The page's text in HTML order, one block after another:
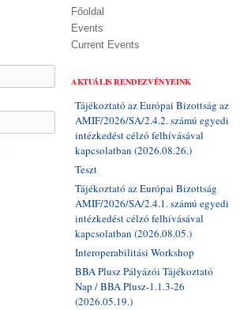
Főoldal
Events
Current Events
AKTUÁLIS RENDEZVÉNYEINK
Tájékoztató az Európai Bizottság az
AMIF/2026/SA/2.4.2. számú egyedi
intézkedést célzó felhívásával
kapcsolatban (2026.08.26.)
Teszt
Tájékoztató az Európai Bizottság
AMIF/2026/SA/2.4.1. számú egyedi
intézkedést célzó felhívásával
kapcsolatban (2026.08.05.)
Interoperabilitási Workshop
BBA Plusz Pályázói Tájékoztató
Nap / BBA Plusz-1.1.3-26
(2026.05.19.)